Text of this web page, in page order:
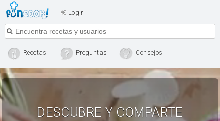
Login
Recetas Preguntas Consejos
DESCUBRE Y COMPARTE